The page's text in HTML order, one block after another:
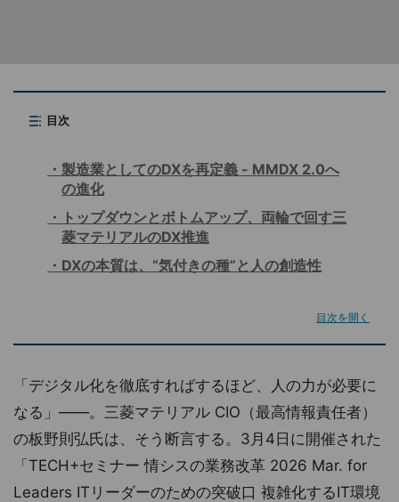
目次
製造業としてのDXを再定義 - MMDX 2.0へ
の進化
トップダウンとボトムアップ、両輪で回す三
菱マテリアルのDX推進
DXの本質は、“気付きの種”と人の創造性
目次を開く
「デジタル化を徹底すればするほど、人の力が必要に
なる」——。三菱マテリアル CIO（最高情報責任者）
の板野則弘氏は、そう断言する。3月4日に開催された
「TECH+セミナー 情シスの業務改革 2026 Mar. for
Leaders ITリーダーのための突破口 複雑化するIT環境